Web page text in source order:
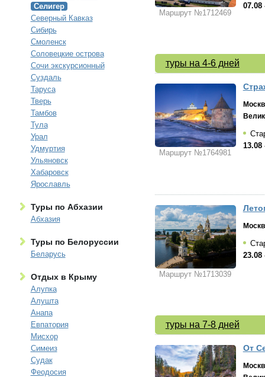
Селигер
Северный Кавказ
Сибирь
Смоленск
Соловецкие острова
Сочи экскурсионный
Суздаль
Таруса
Тверь
Тамбов
Тула
Урал
Удмуртия
Ульяновск
Хабаровск
Ярославль
Туры по Абхазии
Абхазия
Туры по Белоруссии
Беларусь
Отдых в Крыму
Алупка
Алушта
Анапа
Евпатория
Мисхор
Симеиз
Судак
Феодосия
Маршрут №1712469
07.08
туры на 4-6 дней
Маршрут №1764981
13.08
Маршрут №1713039
23.08
туры на 7-8 дней
От